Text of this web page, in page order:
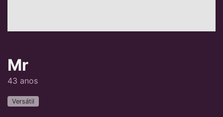
Mr
43 anos
Versátil